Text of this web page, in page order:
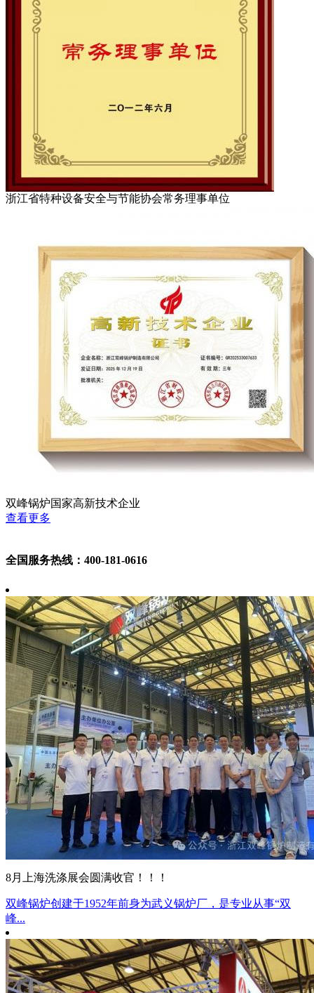
浙江省特种设备安全与节能协会常务理事单位
双峰锅炉国家高新技术企业
查看更多
全国服务热线：400-181-0616
8月上海洗涤展会圆满收官！！！
双峰锅炉创建于1952年前身为武义锅炉厂，是专业从事“双
峰...